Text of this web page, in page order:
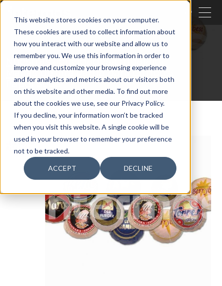
This website stores cookies on your computer.
These cookies are used to collect information about
how you interact with our website and allow us to
remember you. We use this information in order to
improve and customize your browsing experience
and for analytics and metrics about our visitors both
on this website and other media. To find out more
about the cookies we use, see our Privacy Policy.
If you decline, your information won’t be tracked
when you visit this website. A single cookie will be
used in your browser to remember your preference
not to be tracked.
ACCEPT DECLINE
BUSCAR
CERRAR
Nuestras actividades Embalaje
Mallas de alta gama para Cítricos
Papel Seda